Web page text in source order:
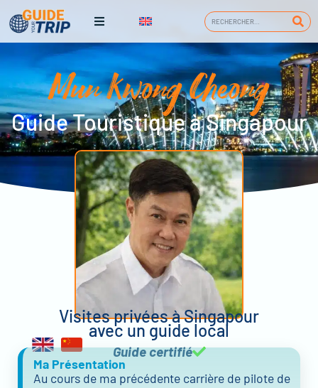
Mun Kwong Cheong
Guide Touristique à Singapour
Visites privées à Singapour
avec un guide local
Guide certifié
Ma Présentation
Au cours de ma précédente carrière de pilote de